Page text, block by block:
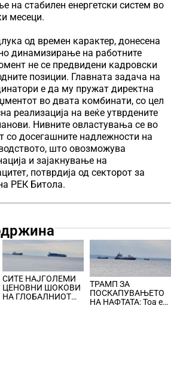
на стабилен енергетски систем во
месеци.
од времен карактер, донесена
динамизирање на работните
не се предвидени кадровски
позиции. Главната задача на
е да му пружат директна
во двата комбинати, со цел
реализација на веќе утврдените
Нивните овластувања се во
со досегашните надлежности на
што овозможува
и зајакнување на
потврдија од секторот за
РЕК Битола.
СИТЕ НАЈГОЛЕМИ
ЦЕНОВНИ ШОКОВИ
НА ГЛОБАЛНИОТ
ТРАМП ЗА
ПОСКАПУВАЊЕТО
НА НАФТАТА: Тоа е